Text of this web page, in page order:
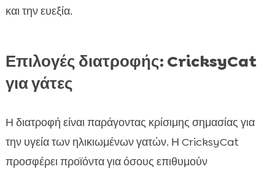
και την ευεξία.
Επιλογές διατροφής: CricksyCat
για γάτες
Η διατροφή είναι παράγοντας κρίσιμης σημασίας για
την υγεία των ηλικιωμένων γατών. Η CricksyCat
προσφέρει προϊόντα για όσους επιθυμούν